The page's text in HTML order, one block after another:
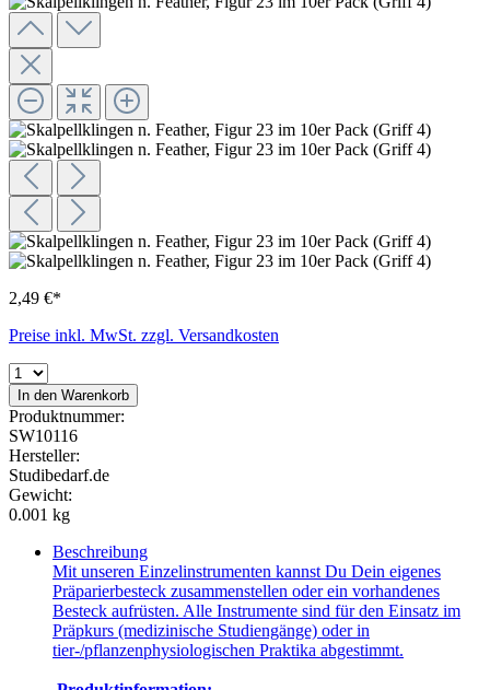
2,49 €*
Preise inkl. MwSt. zzgl. Versandkosten
In den Warenkorb
Produktnummer:
SW10116
Hersteller:
Studibedarf.de
Gewicht:
0.001 kg
Beschreibung
Mit unseren Einzelinstrumenten kannst Du Dein eigenes
Präparierbesteck zusammenstellen oder ein vorhandenes
Besteck aufrüsten. Alle Instrumente sind für den Einsatz im
Präpkurs (medizinische Studiengänge) oder in
tier-/pflanzenphysiologischen Praktika abgestimmt.